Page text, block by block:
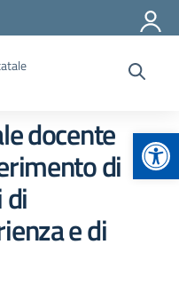
docente
di
e di